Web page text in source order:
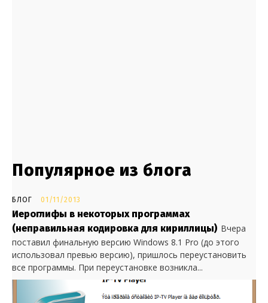
Популярное из блога
БЛОГ 01/11/2013
Иероглифы в некоторых программах
(неправильная кодировка для кириллицы) Вчера
поставил финальную версию Windows 8.1 Pro (до этого
использовал превью версию), пришлось переустановить
все программы. При переустановке возникла...